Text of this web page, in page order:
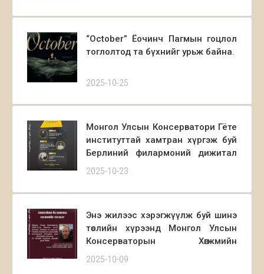
“October” Ёочинч Пагмын гоцлол
тоглолтод та бүхнийг урьж байна.
2025-10-25
Монгол Улсын Консерватори Гёте
институттай хамтран хүргэж буй
Берлиний филармоний дижитал
концертонд та бүхнийг урьж
2025-10-23
Энэ жилээс хэрэгжүүлж буй шинэ
төслийн хүрээнд Монгол Улсын
Консерваторын Хөгжмийн
зохиомжийн ангийн оюутнууд
2025-10-09